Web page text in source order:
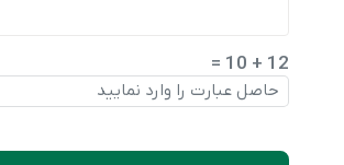
12 + 10 =